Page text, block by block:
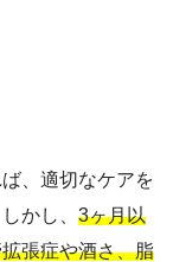
、適切なケアを
かし、 3ヶ月以
張症や酒さ、脂